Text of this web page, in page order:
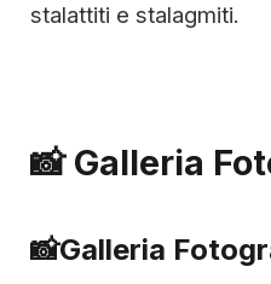
stalattiti e stalagmiti.
📸 Galleria
📸Galleria